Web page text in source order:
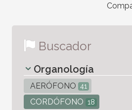
Buscador
Organología
AERÓFONO 41
CORDÓFONO 18